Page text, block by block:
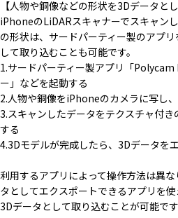
【人物や銅像などの形状を3Dデータと
iPhoneのLiDARスキャナーでスキャン
の形状は、サードパーティー製のアプ
して取り込むことも可能です。
1.サードパーティー製アプリ「Polycam
ー」などを起動する
2.人物や銅像をiPhoneのカメラに写し
3.スキャンしたデータをテクスチャ付き
する
4.3Dモデルが完成したら、3Dデータを
利用するアプリによって操作方法は異
タとしてエクスポートできるアプリを
3Dデータとして取り込むことが可能です